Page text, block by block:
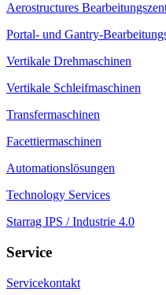
Aerostructures
Portal- und Gantry-
Vertikale Drehmaschinen
Vertikale Schleifmaschinen
Transfermaschinen
Facettiermaschinen
Automationslösungen
Technology Services
Starrag IPS / Industrie 4.0
Service
Servicekontakt